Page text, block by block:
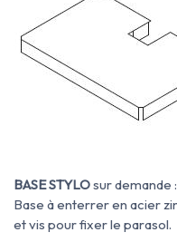
BASE STYLOsur demande
Base à enterrer en acier
et vis pour fixer le parasol.